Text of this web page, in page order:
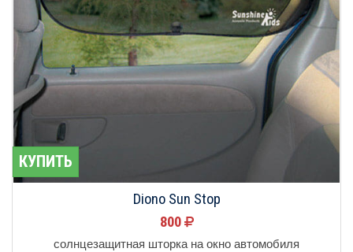
КУПИТЬ
Diono Sun Stop
800
солнцезащитная шторка на окно автомобиля